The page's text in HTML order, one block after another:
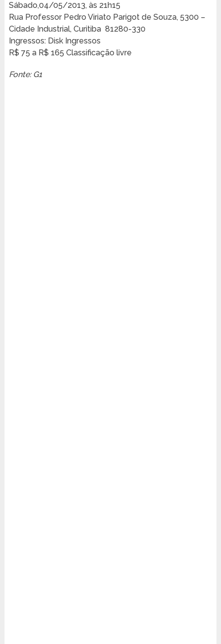
Sábado,04/05/2013, às 21h15
Rua Professor Pedro Viriato Parigot de Souza, 5300 –
Cidade Industrial, Curitiba 81280-330
Ingressos: Disk Ingressos
R$ 75 a R$ 165 Classificação livre
Fonte: G1